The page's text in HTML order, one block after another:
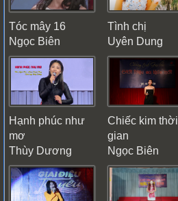
Tóc mây 16
Ngọc Biên
Tình chị
Uyên Dung
Hạnh phúc như
mơ
Thùy Dương
Chiếc kim thời
gian
Ngọc Biên